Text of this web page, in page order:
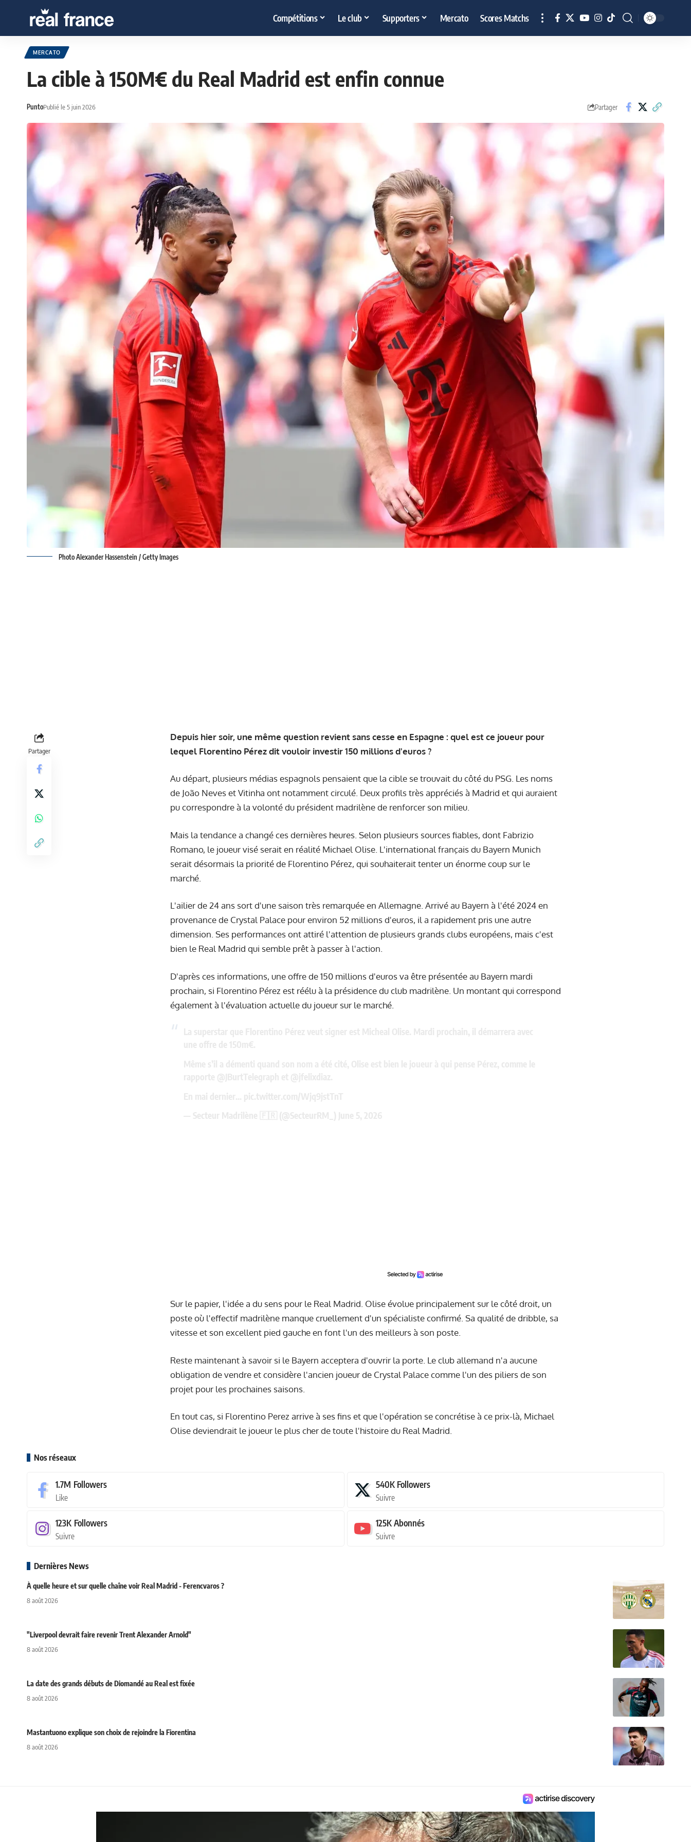
Compétitions Le club Supporters Mercato Scores Matchs
MERCATO
La cible à 150M€ du Real Madrid est enfin connue
PuntoPublié le 5 juin 2026 Partager
Photo Alexander Hassenstein / Getty Images
Partager
Depuis hier soir, une même question revient sans cesse en Espagne : quel est ce joueur pour
lequel Florentino Pérez dit vouloir investir 150 millions d'euros ?
Au départ, plusieurs médias espagnols pensaient que la cible se trouvait du côté du PSG. Les noms
de João Neves et Vitinha ont notamment circulé. Deux profils très appréciés à Madrid et qui auraient
pu correspondre à la volonté du président madrilène de renforcer son milieu.
Mais la tendance a changé ces dernières heures. Selon plusieurs sources fiables, dont Fabrizio
Romano, le joueur visé serait en réalité Michael Olise. L'international français du Bayern Munich
serait désormais la priorité de Florentino Pérez, qui souhaiterait tenter un énorme coup sur le
marché.
L'ailier de 24 ans sort d'une saison très remarquée en Allemagne. Arrivé au Bayern à l'été 2024 en
provenance de Crystal Palace pour environ 52 millions d'euros, il a rapidement pris une autre
dimension. Ses performances ont attiré l'attention de plusieurs grands clubs européens, mais c'est
bien le Real Madrid qui semble prêt à passer à l'action.
D'après ces informations, une offre de 150 millions d'euros va être présentée au Bayern mardi
prochain, si Florentino Pérez est réélu à la présidence du club madrilène. Un montant qui correspond
également à l'évaluation actuelle du joueur sur le marché.
Sur le papier, l'idée a du sens pour le Real Madrid. Olise évolue principalement sur le côté droit, un
poste où l'effectif madrilène manque cruellement d'un spécialiste confirmé. Sa qualité de dribble, sa
vitesse et son excellent pied gauche en font l'un des meilleurs à son poste.
Reste maintenant à savoir si le Bayern acceptera d'ouvrir la porte. Le club allemand n'a aucune
obligation de vendre et considère l'ancien joueur de Crystal Palace comme l'un des piliers de son
projet pour les prochaines saisons.
En tout cas, si Florentino Perez arrive à ses fins et que l'opération se concrétise à ce prix-là, Michael
Olise deviendrait le joueur le plus cher de toute l'histoire du Real Madrid.
Nos réseaux
1.7M Followers
Like
540K Followers
Suivre
123K Followers
Suivre
125KAbonnés
Suivre
Dernières News
À quelle heure et sur quelle chaîne voir Real Madrid - Ferencvaros ?
8 août 2026
"Liverpool devrait faire revenir Trent Alexander Arnold"
8 août 2026
La date des grands débuts de Diomandé au Real est fixée
8 août 2026
Mastantuono explique son choix de rejoindre la Fiorentina
8 août 2026